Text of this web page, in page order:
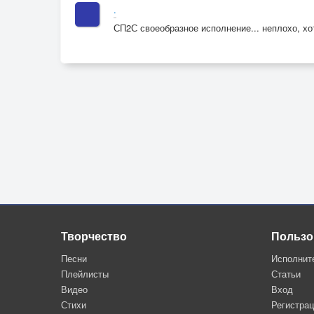
.
СП2С своеобразное исполнение... неплохо,
Творчество
Песни
Плейлисты
Видео
Стихи
Статьи
Вход